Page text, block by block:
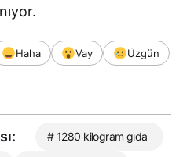
Haha Vay
Üzgün
# 1280 kilogram gıda